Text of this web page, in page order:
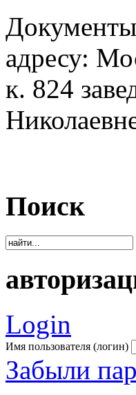
Документы
адресу:
к. 824
Поиск
Login
Имя пользователя (логин)
Забыли